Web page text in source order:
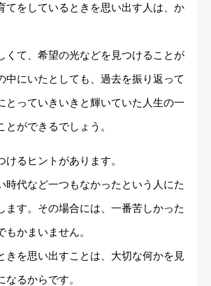
てをしているときを思い出す人は、か
くて、希望の光などを見つけることが
中にいたとしても、過去を振り返って
とっていきいきと輝いていた人生の一
とができるでしょう。
けるヒントがあります。
時代など一つもなかったという人にた
ます。その場合には、一番苦しかった
もかまいません。
きを思い出すことは、大切な何かを見
るからです。